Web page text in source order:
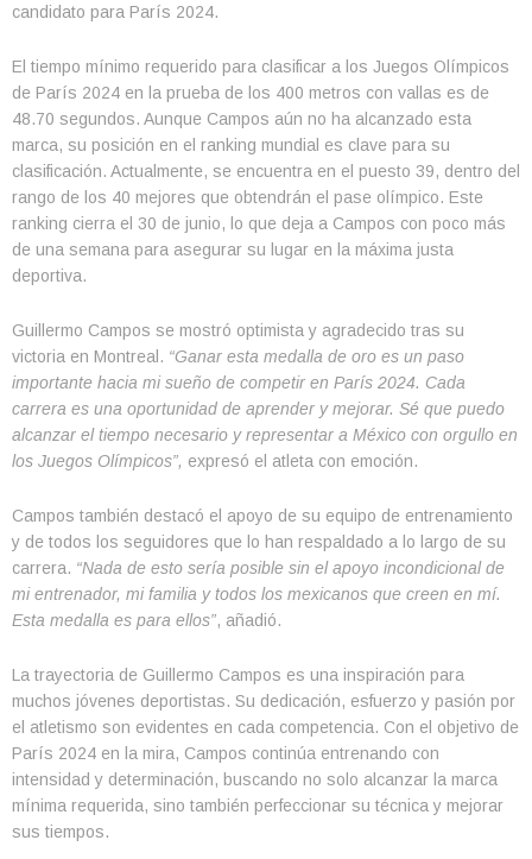
candidato para París 2024.
El tiempo mínimo requerido para clasificar a los Juegos Olímpicos
de París 2024 en la prueba de los 400 metros con vallas es de
48.70 segundos. Aunque Campos aún no ha alcanzado esta
marca, su posición en el ranking mundial es clave para su
clasificación. Actualmente, se encuentra en el puesto 39, dentro del
rango de los 40 mejores que obtendrán el pase olímpico. Este
ranking cierra el 30 de junio, lo que deja a Campos con poco más
de una semana para asegurar su lugar en la máxima justa
deportiva.
Guillermo Campos se mostró optimista y agradecido tras su
victoria en Montreal. “Ganar esta medalla de oro es un paso
importante hacia mi sueño de competir en París 2024. Cada
carrera es una oportunidad de aprender y mejorar. Sé que puedo
alcanzar el tiempo necesario y representar a México con orgullo en
los Juegos Olímpicos”, expresó el atleta con emoción.
Campos también destacó el apoyo de su equipo de entrenamiento
y de todos los seguidores que lo han respaldado a lo largo de su
carrera. “Nada de esto sería posible sin el apoyo incondicional de
mi entrenador, mi familia y todos los mexicanos que creen en mí.
Esta medalla es para ellos”, añadió.
La trayectoria de Guillermo Campos es una inspiración para
muchos jóvenes deportistas. Su dedicación, esfuerzo y pasión por
el atletismo son evidentes en cada competencia. Con el objetivo de
París 2024 en la mira, Campos continúa entrenando con
intensidad y determinación, buscando no solo alcanzar la marca
mínima requerida, sino también perfeccionar su técnica y mejorar
sus tiempos.